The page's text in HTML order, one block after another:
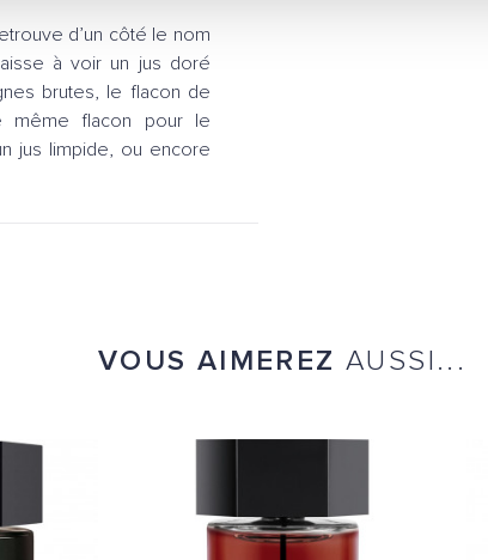
d’un côté le nom
à voir un jus doré
brutes, le flacon de
même flacon pour le
jus limpide, ou encore
VOUS AIMEREZ AUSSI...